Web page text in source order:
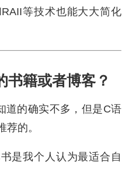
等技术也能大大简化
书籍或者博客？
道的确实不多，但是C语
的。
是我个人认为最适合自